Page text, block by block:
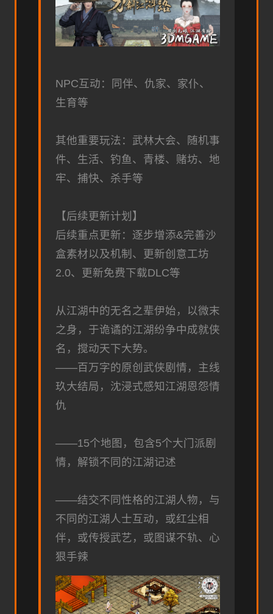
NPC互动：同伴、仇家、家仆、
生育等
其他重要玩法：武林大会、随机事
件、生活、钓鱼、青楼、赌坊、地
牢、捕快、杀手等
【后续更新计划】
后续重点更新：逐步增添&完善沙
盒素材以及机制、更新创意工坊
2.0、更新免费下载DLC等
从江湖中的无名之辈伊始，以微末
之身，于诡谲的江湖纷争中成就侠
名，搅动天下大势。
——百万字的原创武侠剧情，主线
玖大结局，沈浸式感知江湖恩怨情
仇
——15个地图，包含5个大门派剧
情，解锁不同的江湖记述
——结交不同性格的江湖人物，与
不同的江湖人士互动，或红尘相
伴，或传授武艺，或图谋不轨、心
狠手辣